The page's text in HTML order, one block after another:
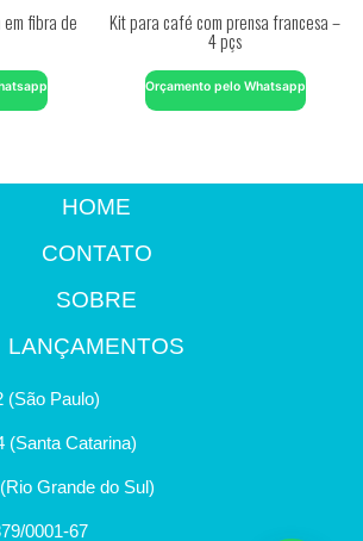
fibra de Kit para café com prensa francesa –
4 pçs
Orçamento pelo Whatsapp
HOME
CONTATO
SOBRE
LANÇAMENTOS
(São Paulo)
(Santa Catarina)
Grande do Sul)
0001-67